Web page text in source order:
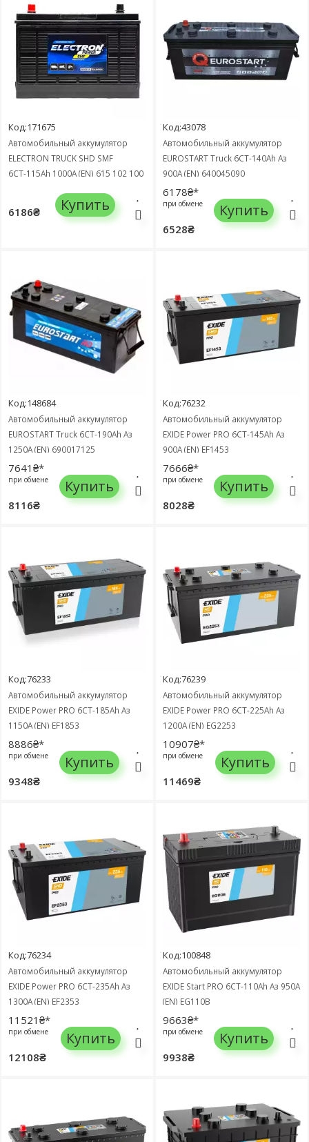
Код:171675
Автомобильный аккумулятор
ELECTRON TRUCK SHD SMF
6СТ-115Ah 1000А (EN) 615 102 100
6186₴ Купить
Код:43078
Автомобильный аккумулятор
EUROSTART Truck 6СТ-140Ah Аз
900A (EN) 640045090
6178₴*
при обмене
6528₴
Купить
Код:148684
Автомобильный аккумулятор
EUROSTART Truck 6СТ-190Ah Аз
1250A (EN) 690017125
7641₴*
при обмене
8116₴
Купить
Код:76232
Автомобильный аккумулятор
EXIDE Power PRO 6СТ-145Ah Аз
900A (EN) EF1453
7666₴*
при обмене
8028₴
Купить
Код:76233
Автомобильный аккумулятор
EXIDE Power PRO 6СТ-185Ah Аз
1150A (EN) EF1853
8886₴*
при обмене
9348₴
Купить
Код:76239
Автомобильный аккумулятор
EXIDE Power PRO 6СТ-225Ah Аз
1200A (EN) EG2253
10907₴*
при обмене
11469₴
Купить
Код:76234
Автомобильный аккумулятор
EXIDE Power PRO 6СТ-235Ah Аз
1300A (EN) EF2353
11521₴*
при обмене
12108₴
Купить
Код:100848
Автомобильный аккумулятор
EXIDE Start PRO 6СТ-110Ah Аз 950A
(EN) EG110B
9663₴*
при обмене
9938₴
Купить